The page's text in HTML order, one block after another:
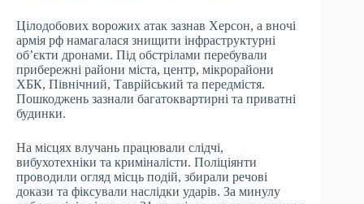
Цілодобових ворожих атак зазнав Херсон, а вночі
армія рф намагалася знищити інфраструктурні
об’єкти дронами. Під обстрілами перебували
прибережні райони міста, центр, мікрорайони
ХБК, Північний, Таврійський та передмістя.
Пошкоджень зазнали багатоквартирні та приватні
будинки.
На місцях влучань працювали слідчі,
вибухотехніки та криміналісти. Поліціянти
проводили огляд місць подій, збирали речові
докази та фіксували наслідки ударів. За минулу